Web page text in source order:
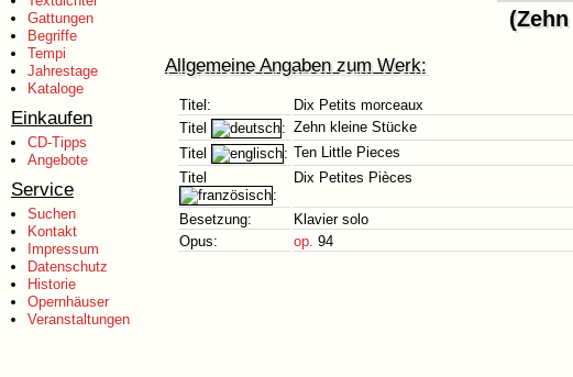
Gattungen
Begriffe
Tempi
Jahrestage
Kataloge
Einkaufen
CD-Tipps
Angebote
Service
Suchen
Kontakt
Impressum
Datenschutz
Historie
Opernhäuser
Veranstaltungen
Allgemeine Angaben zum Werk:
Titel:
Dix Petits morceaux
Titel
: Zehn kleine Stücke
Titel
: Ten Little Pieces
Titel
:
Dix Petites Pièces
Besetzung:
Klavier solo
Opus:
op. 94